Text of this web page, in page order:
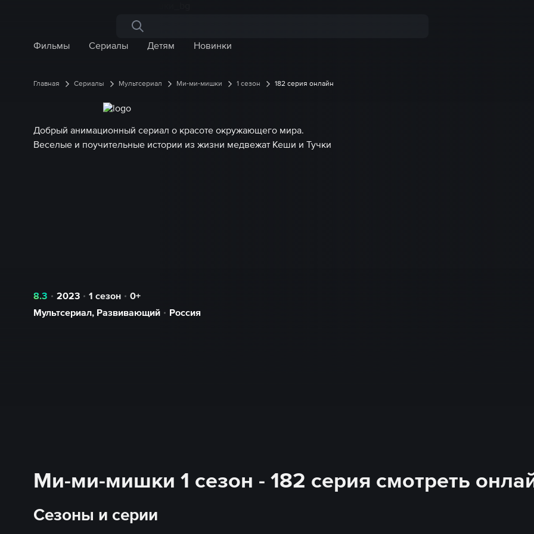
Поиск по сайту
Фильмы
Сериалы Детям Новинки
Главная Сериалы Мультсериал Ми-ми-мишки 1 сезон 182 серия онлайн
Добрый анимационный сериал о красоте окружающего мира.
Веселые и поучительные истории из жизни медвежат Кеши и Тучки
8.3 2023 1 сезон
0+
Мультсериал, Развивающий Россия
Ми-ми-мишки 1 сезон - 182 серия смотреть
Сезоны и серии